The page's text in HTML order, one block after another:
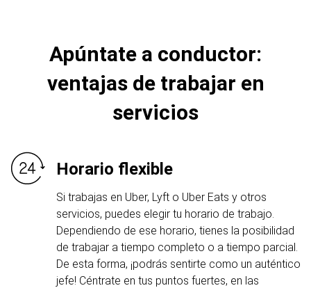
Apúntate a conductor:
ventajas de trabajar en
servicios
Horario flexible
Si trabajas en Uber, Lyft o Uber Eats y otros
servicios, puedes elegir tu horario de trabajo.
Dependiendo de ese horario, tienes la posibilidad
de trabajar a tiempo completo o a tiempo parcial.
De esta forma, ¡podrás sentirte como un auténtico
jefe! Céntrate en tus puntos fuertes, en las